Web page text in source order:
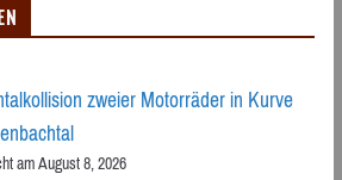
zweier Motorräder in Kurve
am August 8, 2026